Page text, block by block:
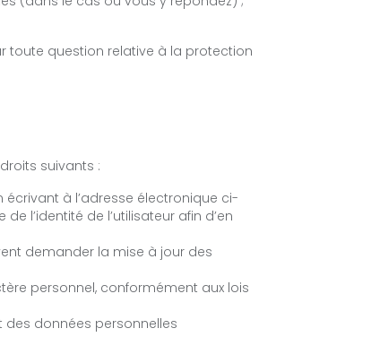
ENGLISH
toute question relative à la protection
suivants :
à l’adresse électronique ci-
l’identité de l’utilisateur afin d’en
demander la mise à jour des
personnel, conformément aux lois
des données personnelles